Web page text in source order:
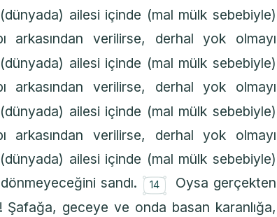
ailesi içinde (mal mülk sebebiyle)
arkasından verilirse, derhal yok olmayı
ailesi içinde (mal mülk sebebiyle)
arkasından verilirse, derhal yok olmayı
ailesi içinde (mal mülk sebebiyle)
arkasından verilirse, derhal yok olmayı
ailesi içinde (mal mülk sebebiyle)
sandı. ۝
14
Oysa gerçekten
Şafağa, geceye ve onda basan karanlığa,